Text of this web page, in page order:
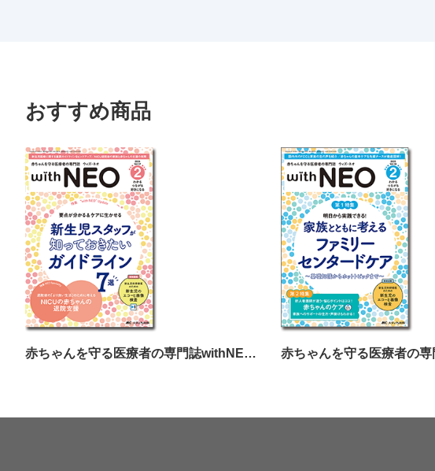
おすすめ商品
赤ちゃんを守る医療者の専門誌withNEO（ウィズネオ）2024年2号